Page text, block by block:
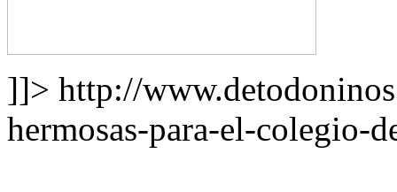
]]> http://
hermosas-para-el-colegio-